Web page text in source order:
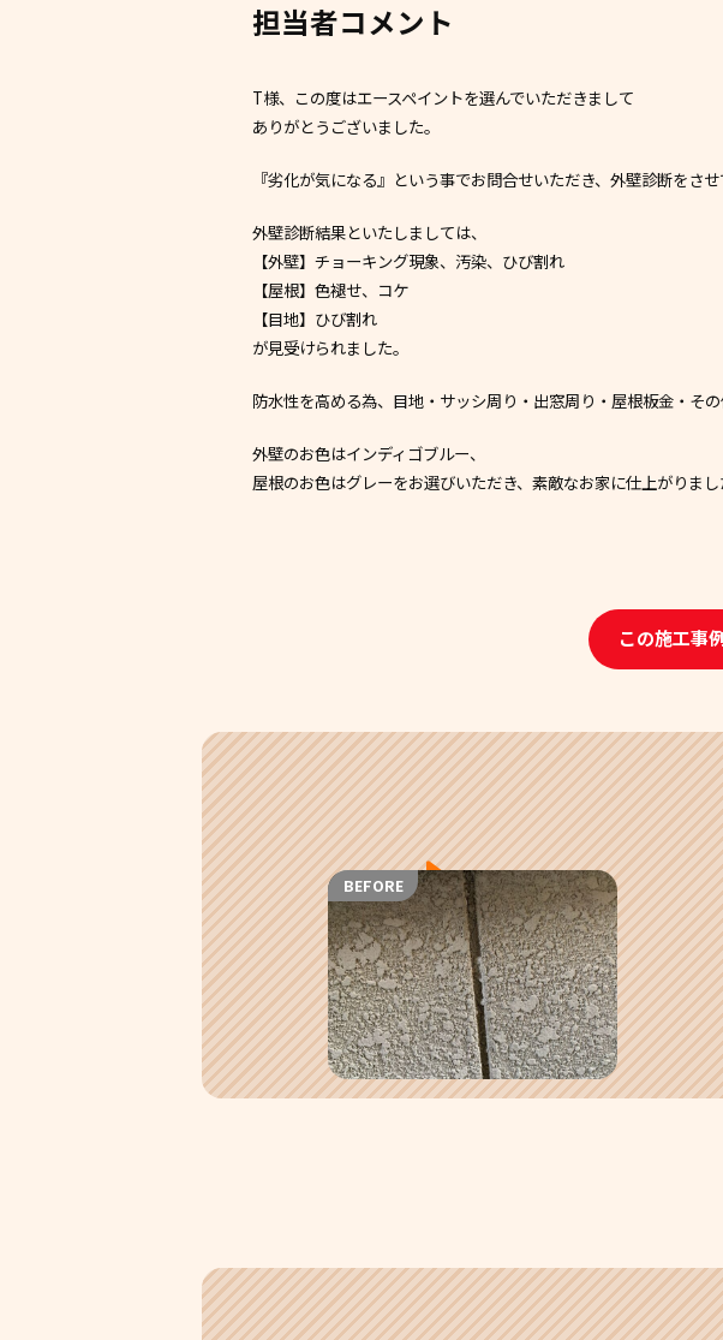
担当者コメント
T様、この度はエースペイントを選んでいただきまして
ありがとうございました。
『劣化が気になる』という事でお問合せいただき、外壁診断をさせ
外壁診断結果といたしましては、
【外壁】チョーキング現象、汚染、ひび割れ
【屋根】色褪せ、コケ
【目地】ひび割れ
が見受けられました。
防水性を高める為、目地・サッシ周り・出窓周り・屋根板金・そ
外壁のお色はインディゴブルー、
屋根のお色はグレーをお選びいただき、素敵なお家に仕上がりまし
この施工事
BEFORE